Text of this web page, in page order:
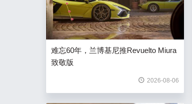
难忘60年，兰博基尼推Revuelto Miura
致敬版
2026-08-06